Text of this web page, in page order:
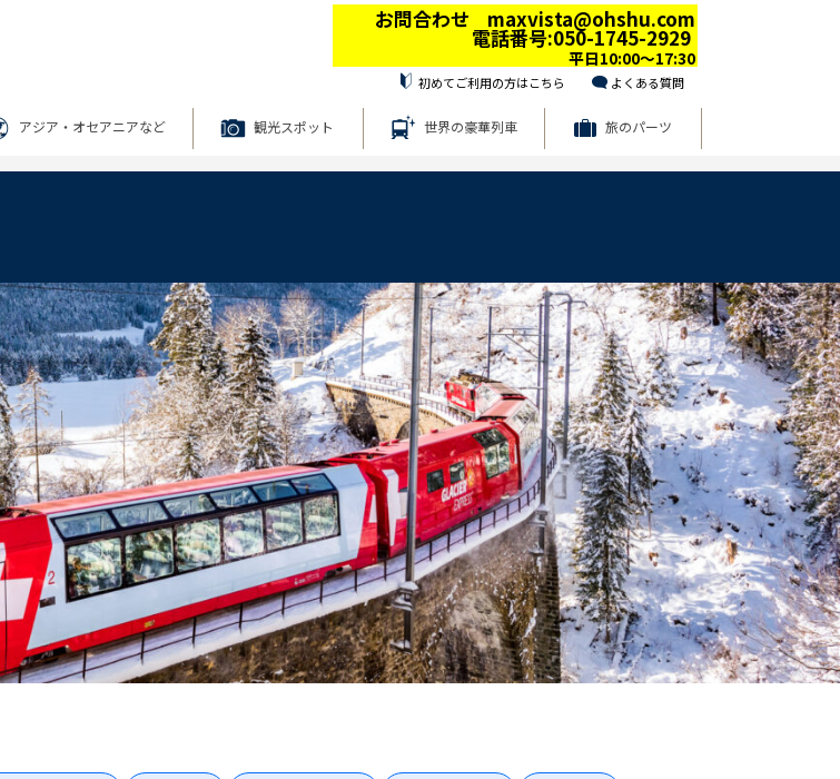
お問合わせ maxvista@ohshu.com
電話番号:050-1745-2929
平日10:00～17:30
初めてご利用の方はこちら よくある質問
アジア・オセアニアなど 観光スポット 世界の豪華列車 旅のパーツ